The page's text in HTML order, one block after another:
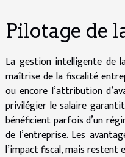
Pilotage de
La gestion intelligente de
maîtrise de la fiscalité
ou encore l’attribution
privilégier le salaire
bénéficient parfois d’un
de l’entreprise. Les
l’impact fiscal, mais